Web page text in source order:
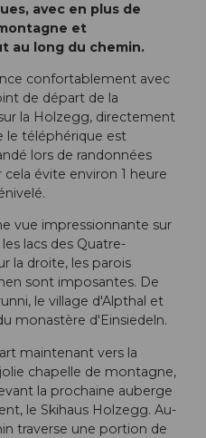
avec en plus de
et
au long du chemin.
confortablement avec
de départ de la
la Holzegg, directement
le téléphérique est
lors de randonnées
évite environ 1 heure
vue impressionnante sur
lacs des Quatre-
la droite, les parois
sont imposantes. De
le village d'Alpthal et
monastère d'Einsiedeln.
maintenant vers la
chapelle de montagne,
la prochaine auberge
le Skihaus Holzegg. Au-
traverse une portion de